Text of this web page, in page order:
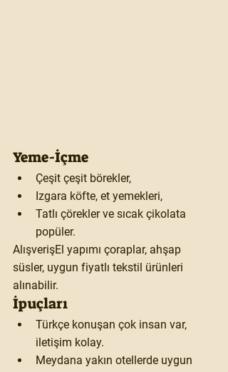
Yeme-İçme
Çeşit çeşit börekler,
Izgara köfte, et yemekleri,
Tatlı çörekler ve sıcak çikolata
popüler.
AlışverişEl yapımı çoraplar, ahşap
süsler, uygun fiyatlı tekstil ürünleri
alınabilir.
İpuçları
Türkçe konuşan çok insan var,
iletişim kolay.
Meydana yakın otellerde uygun